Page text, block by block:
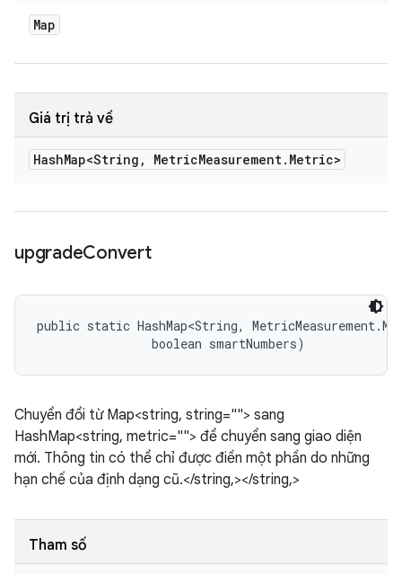
Map
Giá trị trả về
HashMap<String , MetricMeasurement. Metric>
upgradeConvert
public static HashMap<String,
                boolean smartNumbers)
Chuyển đổi từ Map<string, string=""> sang
HashMap<string, metric=""> để chuyển sang giao diện
mới. Thông tin có thể chỉ được điền một phần do những
hạn chế của định dạng cũ.</string,></string,>
Tham số